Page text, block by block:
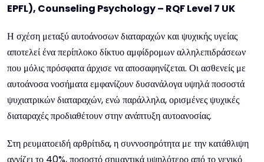
EPFL), Counseling Psychology – RQF Level 7 UK
Η σχέση μεταξύ αυτοάνοσων διαταραχών και ψυχικής υγείας
αποτελεί ένα περίπλοκο δίκτυο αμφίδρομων αλληλεπιδράσεων
που μόλις πρόσφατα άρχισε να αποσαφηνίζεται. Οι ασθενείς με
αυτοάνοσα νοσήματα εμφανίζουν δυσανάλογα υψηλά ποσοστά
ψυχιατρικών διαταραχών, ενώ παράλληλα, ορισμένες ψυχικές
διαταραχές προδιαθέτουν στην ανάπτυξη αυτοανοσίας.
Στη ρευματοειδή αρθρίτιδα, η συννοσηρότητα με την κατάθλιψη